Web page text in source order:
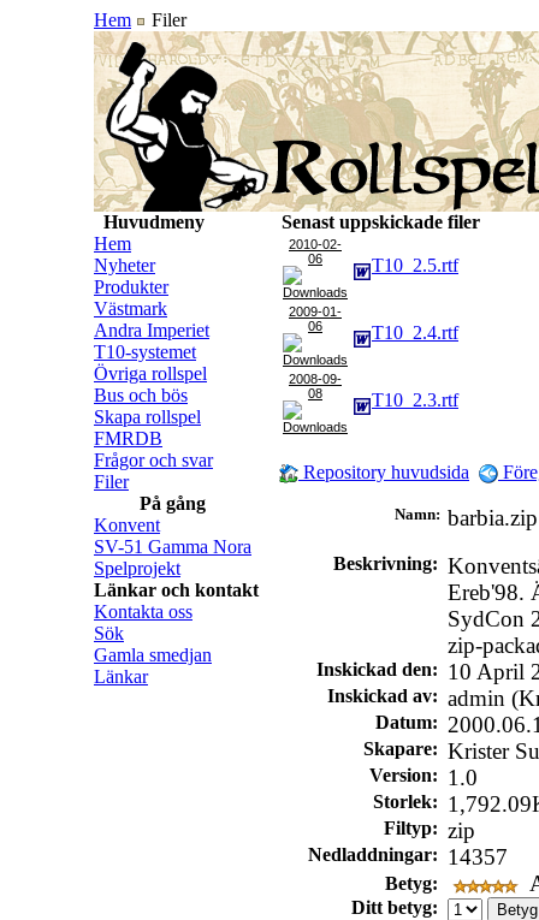
Hem Filer
Huvudmeny
Hem
Nyheter
Produkter
Västmark
Andra Imperiet
T10-systemet
Övriga rollspel
Bus och bös
Skapa rollspel
FMRDB
Frågor och svar
Filer
På gång
Konvent
SV-51 Gamma Nora
Spelprojekt
Länkar och kontakt
Kontakta oss
Sök
Gamla smedjan
Länkar
Senast uppskickade filer
2010-02-
06
T10_2.5.rtf
2009-01-
06
T10_2.4.rtf
2008-09-
08
T10_2.3.rtf
Repository huvudsida
Namn:
Beskrivning:
Ereb'98.
SydCon
zip-
Inskickad den: 10 April
Inskickad av: admin
Datum:
Skapare: Krister
Version: 1.0
Storlek:
Filtyp: zip
Nedladdningar: 14357
Betyg:
Ditt betyg: